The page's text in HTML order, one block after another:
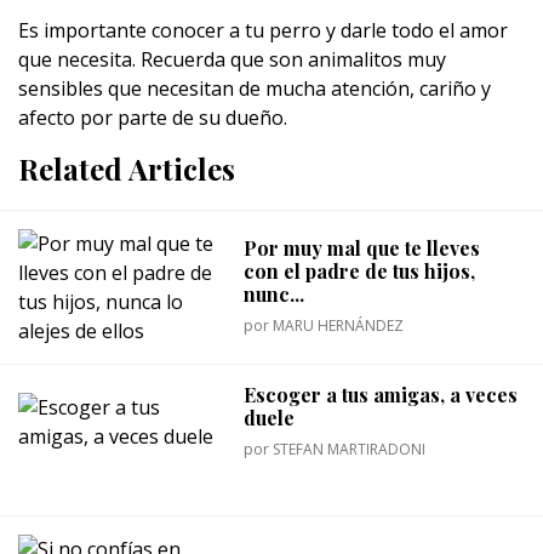
Es importante conocer a tu perro y darle todo el amor
que necesita. Recuerda que son animalitos muy
sensibles que necesitan de mucha atención, cariño y
afecto por parte de su dueño.
Related Articles
Por muy mal que te lleves
con el padre de tus hijos,
nunc...
por MARU HERNÁNDEZ
Escoger a tus amigas, a veces
duele
por STEFAN MARTIRADONI